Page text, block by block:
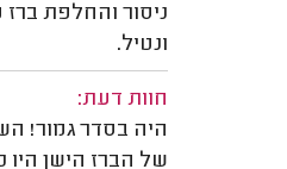
ניסור והחלפת
ונטיל.
חוות דעת:
היה בסדר גמור!
של הברז הישן היו